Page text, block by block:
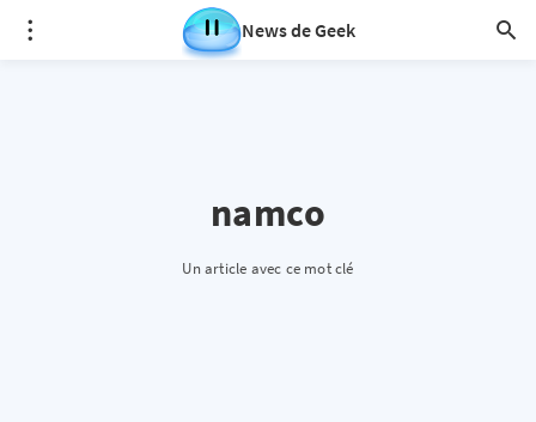
News de Geek
namco
Un article avec ce mot clé